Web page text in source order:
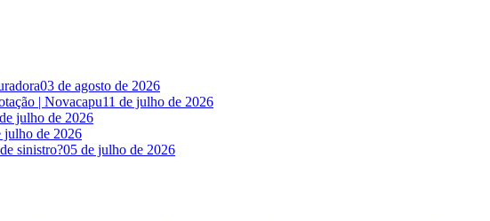
03 de agosto de 2026
| Novacapu11 de julho de 2026
julho de 2026
julho de 2026
sinistro?05 de julho de 2026